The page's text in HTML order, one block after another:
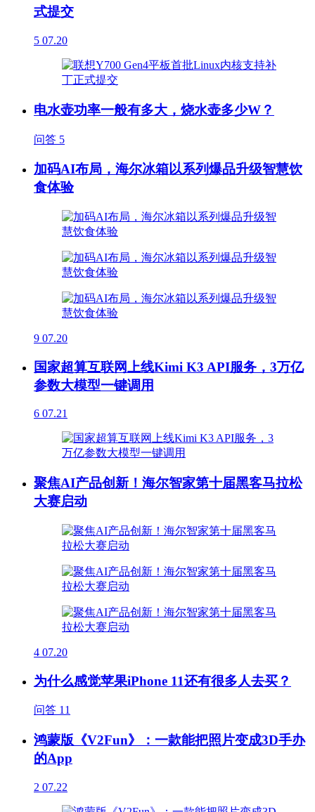
式提交
5 07.20
电水壶功率一般有多大，烧水壶多少W？
问答 5
加码AI布局，海尔冰箱以系列爆品升级智慧饮
食体验
9 07.20
国家超算互联网上线Kimi K3 API服务，3万亿
参数大模型一键调用
6 07.21
聚焦AI产品创新！海尔智家第十届黑客马拉松
大赛启动
4 07.20
为什么感觉苹果iPhone 11还有很多人去买？
问答 11
鸿蒙版《V2Fun》：一款能把照片变成3D手办
的App
2 07.22